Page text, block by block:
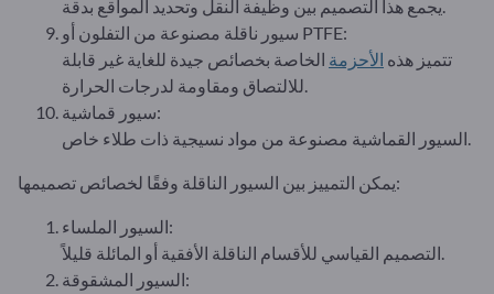
يجمع هذا التصميم بين وظيفة النقل وتحديد المواقع بدقة.
سيور ناقلة مصنوعة من التفلون أو PTFE:
تتميز هذه الأحزمة الخاصة بخصائص جيدة للغاية غير قابلة
للالتصاق ومقاومة لدرجات الحرارة.
سيور قماشية:
السيور القماشية مصنوعة من مواد نسيجية ذات طلاء خاص.
يمكن التمييز بين السيور الناقلة وفقًا لخصائص تصميمها:
السيور الملساء:
التصميم القياسي للأقسام الناقلة الأفقية أو المائلة قليلاً.
السيور المشقوقة: